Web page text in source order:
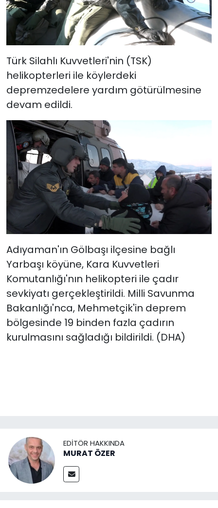
Türk Silahlı Kuvvetleri'nin (TSK)
helikopterleri ile köylerdeki
depremzedelere yardım götürülmesine
devam edildi.
Adıyaman'ın Gölbaşı ilçesine bağlı
Yarbaşı köyüne, Kara Kuvvetleri
Komutanlığı'nın helikopteri ile çadır
sevkiyatı gerçekleştirildi. Milli Savunma
Bakanlığı'nca, Mehmetçik'in deprem
bölgesinde 19 binden fazla çadırın
kurulmasını sağladığı bildirildi. (DHA)
EDITÖR HAKKINDA
MURAT ÖZER